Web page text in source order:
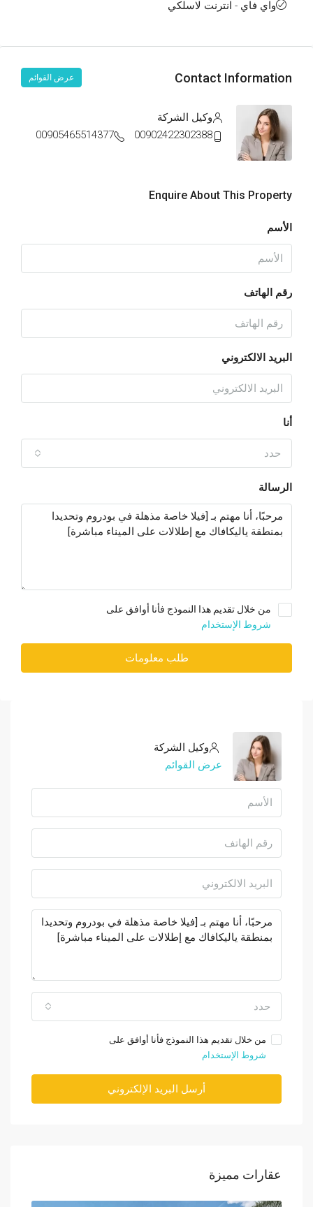
واي فاي - انترنت لاسلكي
Contact Information عرض القوائم
وكيل الشركة
00902422302388
00905465514377
Enquire About This Property
الأسم
رقم الهاتف
البريد الالكتروني
أنا
حدد
الرسالة
من خلال تقديم هذا النموذج فأنا أوافق على
شروط الإستخدام
طلب معلومات
وكيل الشركة
عرض القوائم
حدد
من خلال تقديم هذا النموذج فأنا أوافق على
شروط الإستخدام
أرسل البريد الإلكتروني
عقارات مميزة